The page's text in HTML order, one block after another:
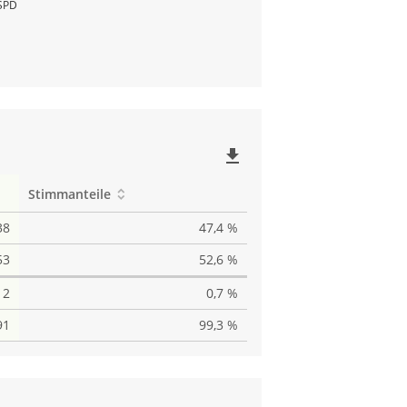
file_download
Stimmanteile
47,4 %
52,6 %
2
0,7 %
99,3 %